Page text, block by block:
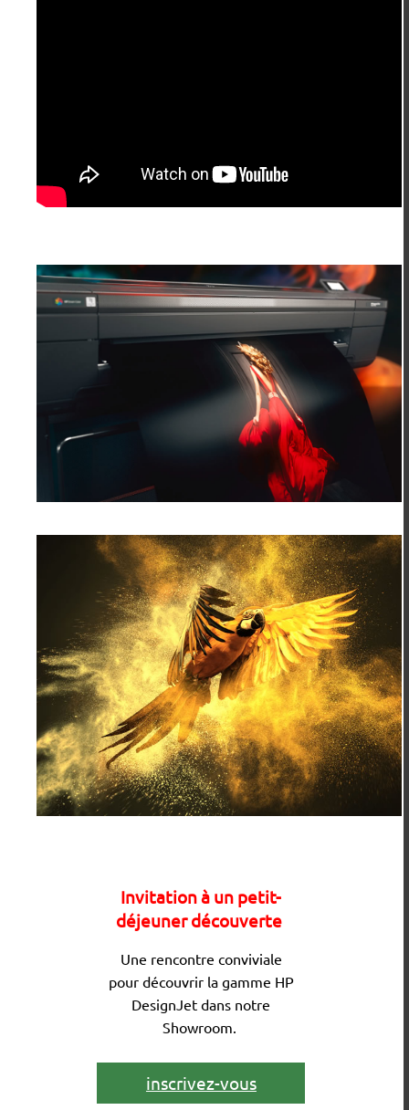
Invitation à un petit-
déjeuner découverte
Une rencontre conviviale
pour découvrir la gamme HP
DesignJet dans notre
Showroom.
inscrivez-vous